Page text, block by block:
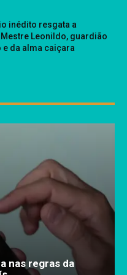
inédito resgata a
Leonildo, guardião
e da alma caiçara
nas regras da